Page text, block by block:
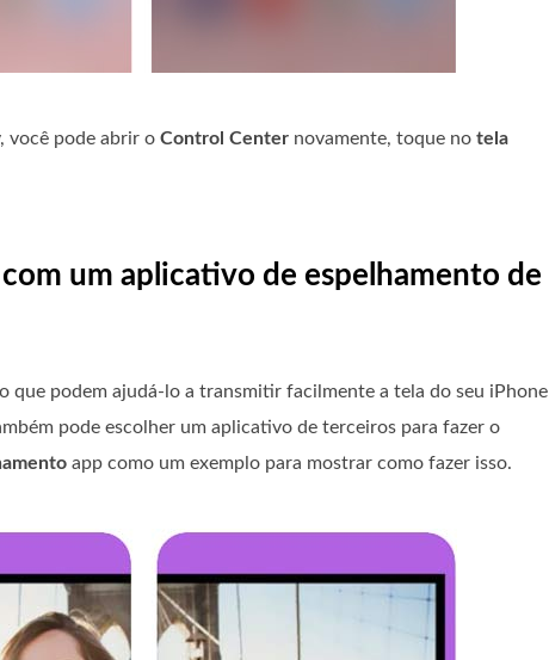
você pode abrir o Control Center novamente, toque no tela
um aplicativo de espelhamento de
que podem ajudá-lo a transmitir facilmente a tela do seu iPhone
pode escolher um aplicativo de terceiros para fazer o
app como um exemplo para mostrar como fazer isso.